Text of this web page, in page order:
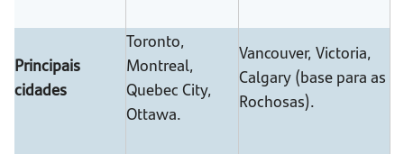
Principais
cidades
Toronto,
Montreal,
Quebec City,
Ottawa.
Vancouver, Victoria,
Calgary (base para as
Rochosas).